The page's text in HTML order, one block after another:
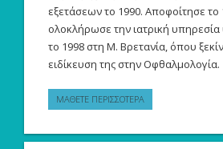
εξετάσεων το 1990. Αποφοίτησε το
ολοκλήρωσε την ιατρική
το 1998 στη Μ. Βρετανία, όπου
ειδίκευση της στην Οφθαλμολογία.
ΜΑΘΕΤΕ ΠΕΡΙΣΣΟΤΕΡΑ